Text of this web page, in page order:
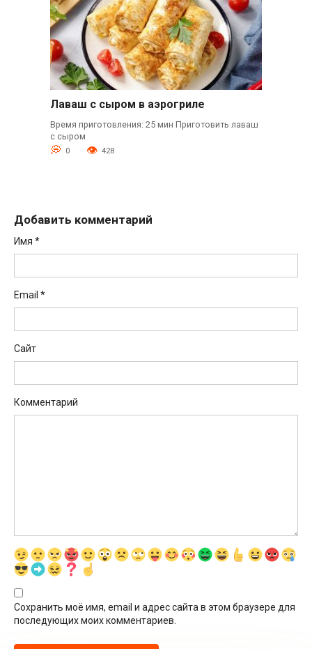
Лаваш с сыром в аэрогриле
Время приготовления: 25 мин Приготовить лаваш
с сыром
0 428
Добавить комментарий
Имя *
Email *
Сайт
Комментарий
Сохранить моё имя, email и адрес сайта в этом браузере для
последующих моих комментариев.